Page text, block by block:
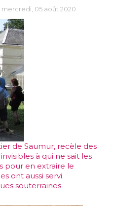
05 août 2020
de Saumur, recèle des
à qui ne sait les
pour en extraire le
ont aussi servi
souterraines